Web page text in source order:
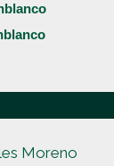
Moreno